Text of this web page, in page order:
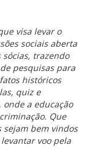
visa levar o
sociais aberta
trazendo
pesquisas para
históricos
quiz e
a educação
Que
sejam bem vindos
voo pela